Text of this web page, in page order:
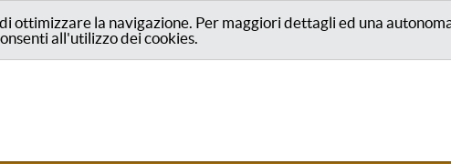
ottimizzare la navigazione. Per maggiori dettagli ed una
all'utilizzo dei cookies.